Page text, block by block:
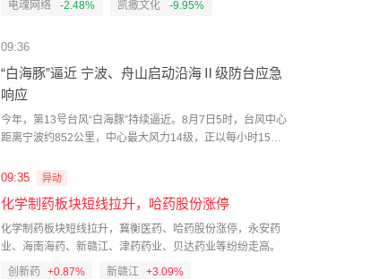
电魂网络
-2.48% 凯撒文化 -9.95%
09:36
“白海豚”逼近 宁波、舟山启动沿海Ⅱ级防台应急
响应
今年，第13号台风“白海豚”持续逼近。8月7日5时，台风中心
距离宁波约852公里，中心最大风力14级，正以每小时15至
事部门已于8月7日8时将沿海防台应急响应提升至Ⅱ级。为应
巡航，目前沿海46个涉水工程已全部停工，施工船舶有序避
风，100余艘应急船舶在港口布防。舟山海事部门则依托
“VTS+无人机+海巡艇”对辖区内锚地、避风水域加强立体巡
查。（央视新闻）
09:35 异动
化学制药板块短线拉升，哈药股份涨停
化学制药板块短线拉升，冀衡医药、哈药股份涨停，永安药
业、海南海药、新赣江、津药药业、贝达药业等纷纷走高。
创新药
+0.87% 新赣江 +3.09%